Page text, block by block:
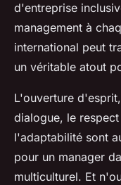
d'entreprise
management à
international peut
un véritable atout
L'ouverture
dialogue, le
l'adaptabilité sont
pour un manager
multiculturel. Et